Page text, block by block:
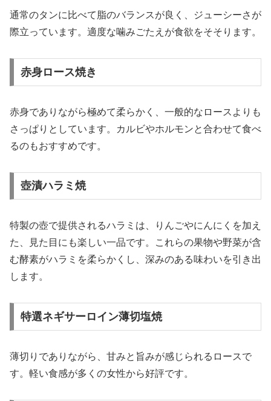
通常のタンに比べて脂のバランスが良く、ジューシーさが
際立っています。適度な噛みごたえが食欲をそそります。
赤身ロース焼き
赤身でありながら極めて柔らかく、一般的なロースよりも
さっぱりとしています。カルビやホルモンと合わせて食べ
るのもおすすめです。
壺漬ハラミ焼
特製の壺で提供されるハラミは、りんごやにんにくを加え
た、見た目にも楽しい一品です。これらの果物や野菜が含
む酵素がハラミを柔らかくし、深みのある味わいを引き出
します。
特選ネギサーロイン薄切塩焼
薄切りでありながら、甘みと旨みが感じられるロースで
す。軽い食感が多くの女性から好評です。